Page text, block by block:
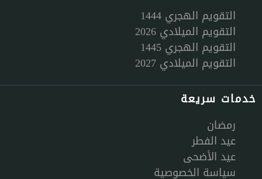
التقويم الهجري 1444
التقويم الميلادي 2026
التقويم الهجري 1445
التقويم الميلادي 2027
خدمات سريعة
رمضان
عيد الفطر
عيد الأضحى
سياسة الخصوصية